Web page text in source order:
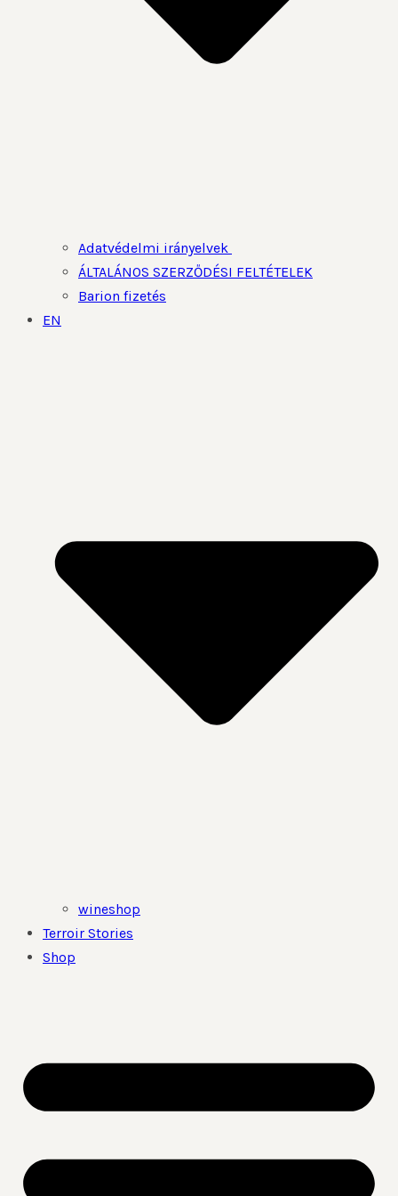
Adatvédelmi irányelvek
ÁLTALÁNOS SZERZŐDÉSI FELTÉTELEK
Barion fizetés
EN
wineshop
Terroir Stories
Shop